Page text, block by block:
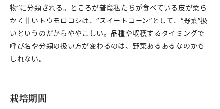
物”に分類される。ところが普段私たちが食べている皮が柔ら
かく甘いトウモロコシは、“スイートコーン”として、“野菜”扱
いというのだからややこしい。品種や収穫するタイミングで
呼び名や分類の扱い方が変わるのは、野菜あるあるなのかも
しれない。
栽培期間